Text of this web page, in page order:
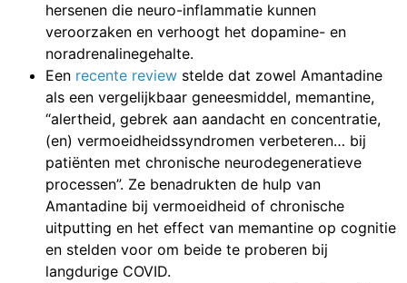
hersenen die neuro-inflammatie kunnen
veroorzaken en verhoogt het dopamine- en
noradrenalinegehalte.
Een recente review stelde dat zowel Amantadine
als een vergelijkbaar geneesmiddel, memantine,
“alertheid, gebrek aan aandacht en concentratie,
(en) vermoeidheidssyndromen verbeteren… bij
patiënten met chronische neurodegeneratieve
processen”. Ze benadrukten de hulp van
Amantadine bij vermoeidheid of chronische
uitputting en het effect van memantine op cognitie
en stelden voor om beide te proberen bij
langdurige COVID.